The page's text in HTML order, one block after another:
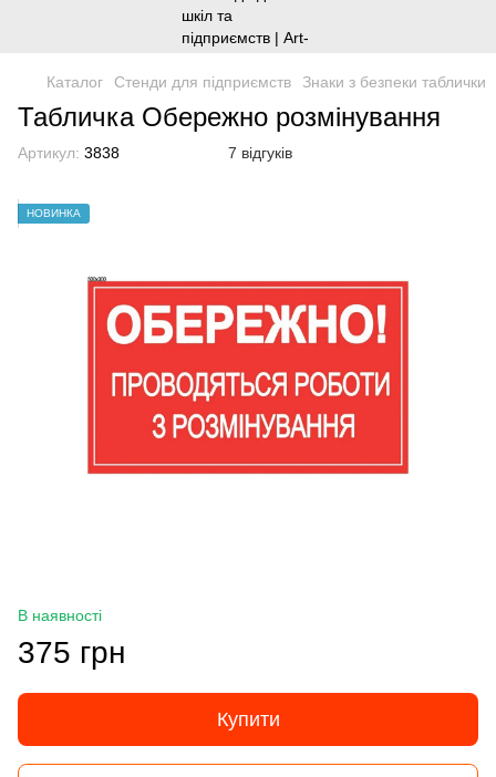
Каталог Стенди для підприємств Знаки з безпеки таблички
Табличка Обережно розмінування
Артикул: 3838 7 відгуків
НОВИНКА
В наявності
375 грн
Купити